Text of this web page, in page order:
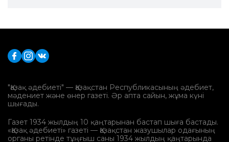
"Қазақ әдебиеті" — Қазақстан Республикасының әдебиет,
мәдениет және өнер газеті. Әр апта сайын, жұма күні
шығады.
Газет 1934 жылдың 10 қаңтарынан бастап шыға бастады.
«Қазақ әдебиеті» газеті — Қазақстан жазушылар одағының
органы ретінде тұңғыш саны 1934 жылдың қаңтарында